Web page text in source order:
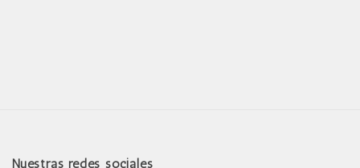
Nuestras redes sociales